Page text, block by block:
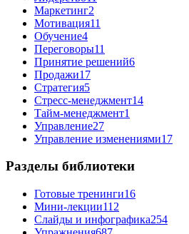
Маркетинг2
Мотивация11
Обучение4
Переговоры11
Принятие решений6
Продажи17
Стратегия5
Стресс-менеджмент14
Тайм-менеджмент1
Управление27
Управление изменениями17
Разделы библиотеки
Готовые тренинги16
Мини-лекции112
Слайды и инфографика254